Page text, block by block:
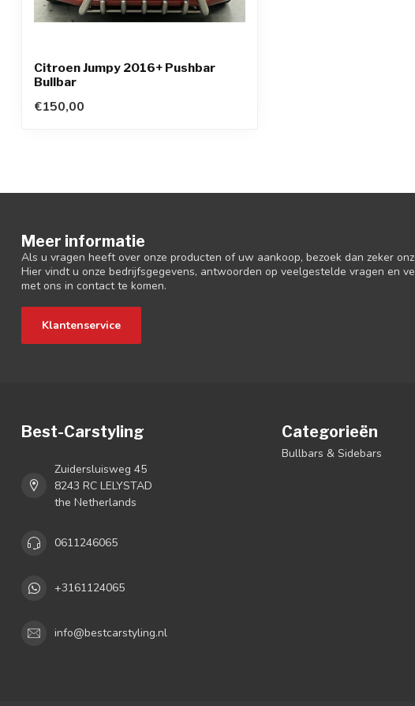
Citroen Jumpy 2016+ Pushbar
Bullbar
€150,00
Meer informatie
Als u vragen heeft over onze producten of uw aankoop, bezoek dan zeker
Hier vindt u onze bedrijfsgegevens, antwoorden op veelgestelde vragen en
met ons in contact te komen.
Klantenservice
Best-Carstyling
Zuidersluisweg 45
8243 RC LELYSTAD
the Netherlands
0611246065
+3161124065
info@bestcarstyling.nl
Categorieën
Bullbars & Sidebars